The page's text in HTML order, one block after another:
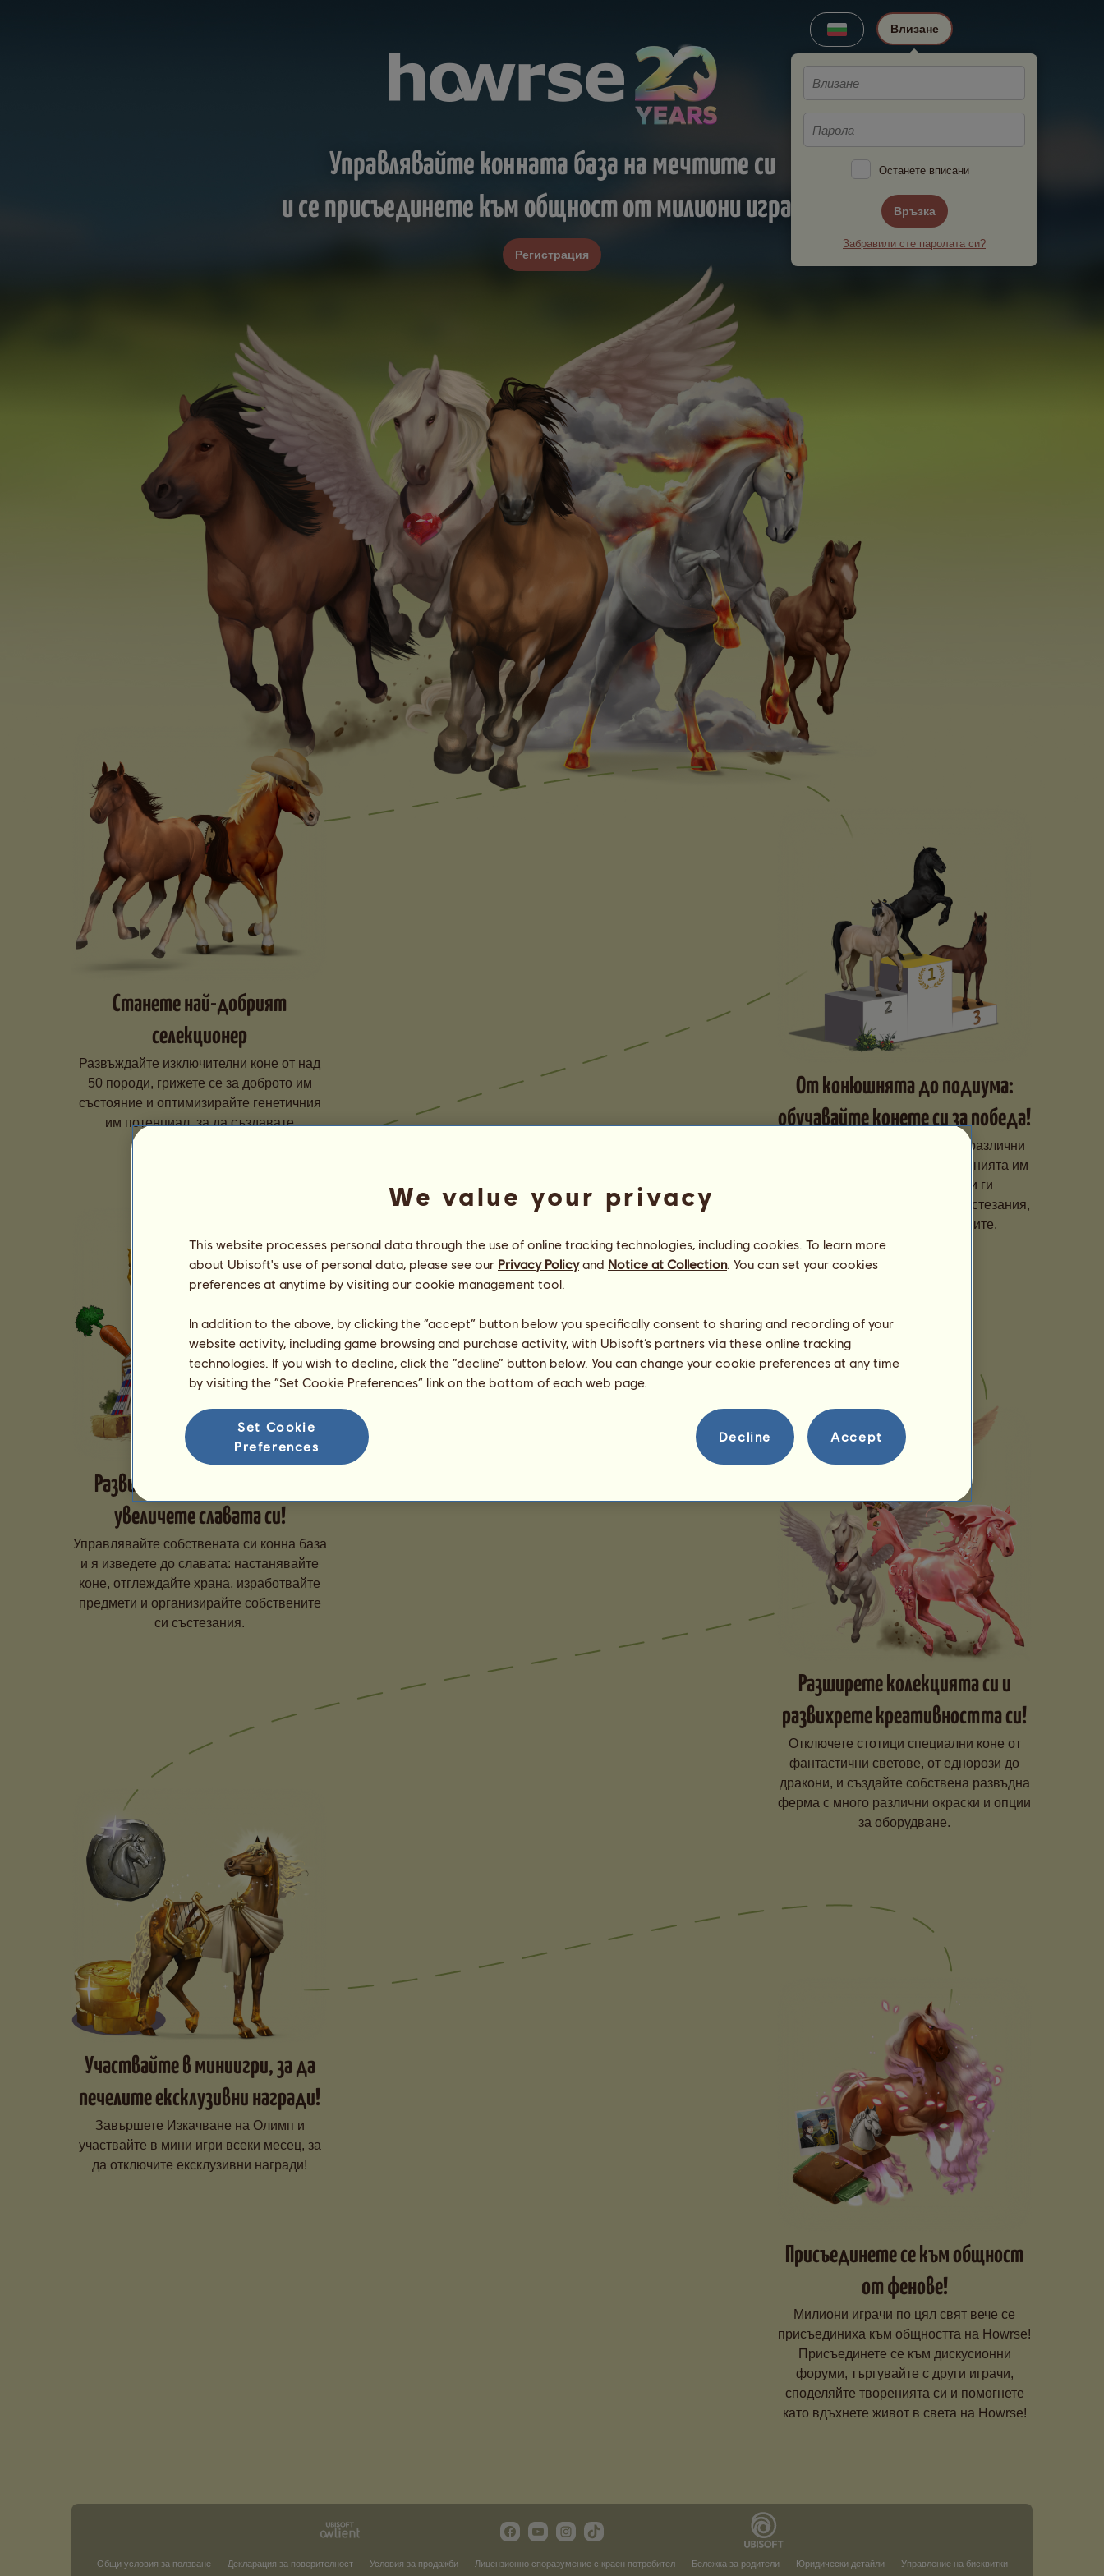
Влизане
Останете вписани
Връзка
Забравили сте паролата си?
Управлявайте конната база на мечтите си
и се присъединете към общност от милиони играчи!
Регистрация
Станете най-добрият
селекционер
Развъждайте изключителни коне от над
50 породи, грижете се за доброто им
състояние и оптимизирайте генетичния
им потенциал, за да създавате
поколения шампиони.
От конюшнята до подиума:
обучавайте конете си за победа!
Специализирайте конете си в различни
дисциплини, подобрявайте уменията им
със специално обучение и ги
регистрирайте за престижни състезания,
за да се изкачат в класациите.
Развийте конната си база и
увеличете славата си!
Управлявайте собствената си конна база
и я изведете до славата: настанявайте
коне, отглеждайте храна, изработвайте
предмети и организирайте собствените
си състезания.
Разширете колекцията си и
развихрете креативността си!
Отключете стотици специални коне от
фантастични светове, от еднорози до
дракони, и създайте собствена развъдна
ферма с много различни окраски и опции
за оборудване.
Участвайте в миниигри, за да
печелите ексклузивни награди!
Завършете Изкачване на Олимп и
участвайте в мини игри всеки месец, за
да отключите ексклузивни награди!
Присъединете се към общност
от фенове!
Милиони играчи по цял свят вече се
присъединиха към общността на Howrse!
Присъединете се към дискусионни
форуми, търгувайте с други играчи,
споделяйте творенията си и помогнете
като вдъхнете живот в света на Howrse!
Общи условия за ползване Декларация за поверителност Условия за продажби Лицензионно споразумение с краен потребител Бележка за родители Юридически детайли Управление на бисквитки
We value your privacy
This website processes personal data through the use of online tracking technologies, including cookies. To learn more
about Ubisoft's use of personal data, please see our Privacy Policyand Notice at Collection. You can set your cookies
preferences at anytime by visiting our cookie management tool.
In addition to the above, by clicking the “accept” button below you specifically consent to sharing and recording of your
website activity, including game browsing and purchase activity, with Ubisoft’s partners via these online tracking
technologies. If you wish to decline, click the “decline” button below. You can change your cookie preferences at any time
by visiting the “Set Cookie Preferences” link on the bottom of each web page.
Set Cookie
Preferences
Decline Accept